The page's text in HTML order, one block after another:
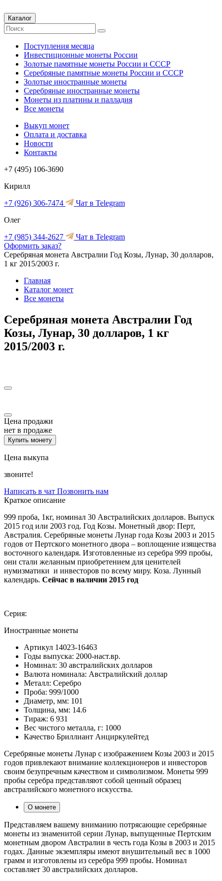
Каталог
Поступления месяца
Инвестиционные монеты России
Золотые памятные монеты России и СССР
Серебряные памятные монеты России и СССР
Золотые иностранные монеты
Серебряные иностранные монеты
Монеты из платины и палладия
Все монеты
Выкуп монет
Оплата и доставка
Новости
Контакты
+7 (495) 106-3690
Кирилл
+7 (926) 306-7474
Чат в Telegram
Олег
+7 (985) 344-2627
Чат в Telegram
Оформить заказ?
Серебряная монета Австралии Год Козы, Лунар, 30 долларов,
1 кг 2015/2003 г.
Главная
Каталог монет
Все монеты
Серебряная монета Австралии Год
Козы, Лунар, 30 долларов, 1 кг
2015/2003 г.
Цена продажи
нет в продаже
Купить монету
Цена выкупа
звоните!
Написать в чат Позвонить нам
Краткое описание
999 проба, 1кг, номинал 30 Австралийских долларов. Выпуск
2015 год или 2003 год. Год Козы. Монетный двор: Перт,
Австралия. Серебряные монеты Лунар года Козы 2003 и 2015
годов от Пертского монетного двора – воплощение изящества
восточного календаря. Изготовленные из серебра 999 пробы,
они стали желанным приобретением для ценителей
нумизматики и инвесторов по всему миру. Коза. Лунный
календарь. Сейчас в наличии 2015 год
Серия:
Иностранные монеты
Артикул 14023-16463
Годы выпуска: 2000-наст.вр.
Номинал: 30 австралийских долларов
Валюта номинала: Австралийский доллар
Металл: Серебро
Проба: 999/1000
Диаметр, мм: 101
Толщина, мм: 14.6
Тираж: 6 931
Вес чистого металла, г: 1000
Качество Бриллиант Анциркулейтед
Серебряные монеты Лунар с изображением Козы 2003 и 2015
годов привлекают внимание коллекционеров и инвесторов
своим безупречным качеством и символизмом. Монеты 999
пробы серебра представляют собой ценный образец
австралийского монетного искусства.
О монете
Представляем вашему вниманию потрясающие серебряные
монеты из знаменитой серии Лунар, выпущенные Пертским
монетным двором Австралии в честь года Козы в 2003 и 2015
годах. Данные экземпляры имеют внушительный вес в 1000
грамм и изготовлены из серебра 999 пробы. Номинал
составляет 30 австралийских долларов.